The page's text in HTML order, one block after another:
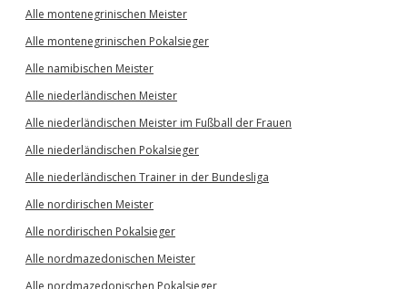
Alle montenegrinischen Meister
Alle montenegrinischen Pokalsieger
Alle namibischen Meister
Alle niederländischen Meister
Alle niederländischen Meister im Fußball der Frauen
Alle niederländischen Pokalsieger
Alle niederländischen Trainer in der Bundesliga
Alle nordirischen Meister
Alle nordirischen Pokalsieger
Alle nordmazedonischen Meister
Alle nordmazedonischen Pokalsieger